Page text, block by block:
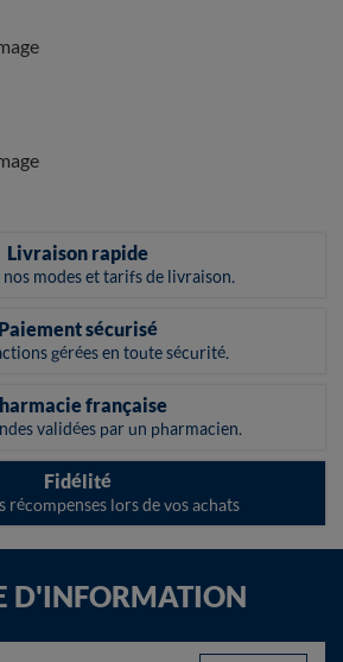
Livraison rapide
modes et tarifs de livraison.
Paiement sécurisé
gérées en toute sécurité.
française
validées par un pharmacien.
Fidélité
récompenses lors de vos achats
D'INFORMATION